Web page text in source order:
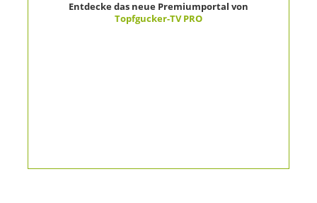
Entdecke das neue Premiumportal von
Topfgucker-TV PRO